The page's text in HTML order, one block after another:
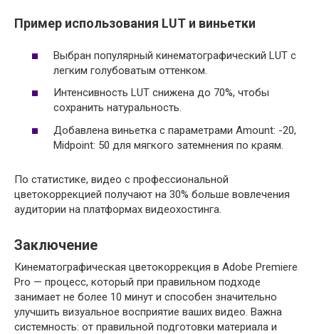
Пример использования LUT и виньетки
Выбран популярный кинематографический LUT с
легким голубоватым оттенком.
Интенсивность LUT снижена до 70%, чтобы
сохранить натуральность.
Добавлена виньетка с параметрами Amount: -20,
Midpoint: 50 для мягкого затемнения по краям.
По статистике, видео с профессиональной
цветокоррекцией получают на 30% больше вовлечения
аудитории на платформах видеохостинга.
Заключение
Кинематографическая цветокоррекция в Adobe Premiere
Pro — процесс, который при правильном подходе
занимает не более 10 минут и способен значительно
улучшить визуальное восприятие ваших видео. Важна
системность: от правильной подготовки материала и